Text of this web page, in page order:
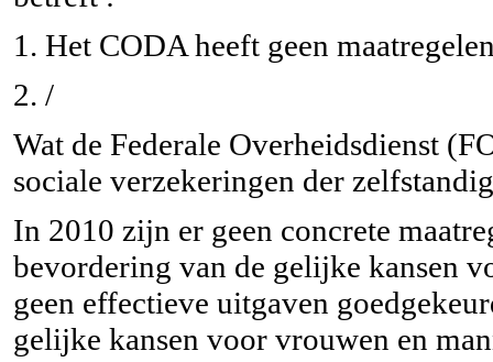
1. Het CODA heeft geen
2. /
Wat de Federale Overheidsdienst
sociale verzekeringen der
In 2010 zijn er geen concrete
bevordering van de gelijke kansen
geen effectieve uitgaven
gelijke kansen voor vrouwen en